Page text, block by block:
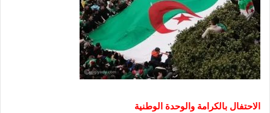
الاحتفال بالكرامة والوحدة الوطنية